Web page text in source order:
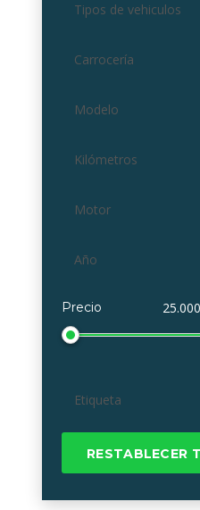
Tipos de vehiculos
Carrocería
Modelo
Kilómetros
Motor
Año
Precio
Etiqueta
RESTABLECER